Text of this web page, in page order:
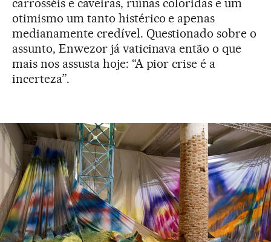
carrosséis e caveiras, ruínas coloridas e um
otimismo um tanto histérico e apenas
medianamente credível. Questionado sobre o
assunto, Enwezor já vaticinava então o que
mais nos assusta hoje: “A pior crise é a
incerteza”.